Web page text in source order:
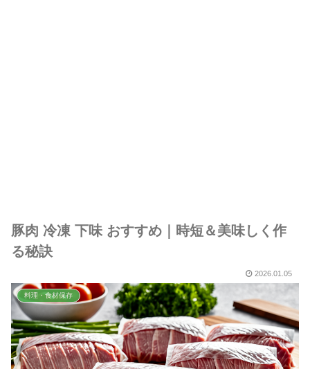
豚肉 冷凍 下味 おすすめ｜時短＆美味しく作
る秘訣
2026.01.05
料理・食材保存